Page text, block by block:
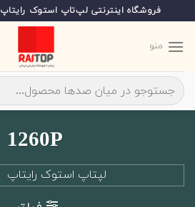
to
content
فروشگاه اینترنتی لپ‌تاپ استوک رایتاپ
منو
جستجو
برای:
1260P
لپتاپ استوک رایتاپ